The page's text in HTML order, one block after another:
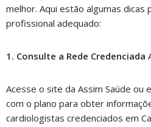
melhor. Aqui estão algumas dicas
profissional adequado:
1. Consulte a Rede Credenciada
Acesse o site da Assim Saúde ou
com o plano para obter
cardiologistas credenciados em